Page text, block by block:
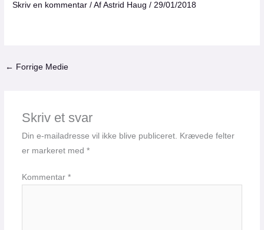
Skriv en kommentar / AfAstrid Haug/29/01/2018
← Forrige Medie
Skriv et svar
Din e-mailadresse vil ikke blive publiceret. Krævede felter
er markeret med *
Kommentar *